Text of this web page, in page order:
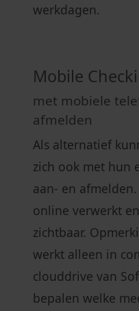
werkdagen.
Mobile
met mobiele
afmelden
Als alternatief
zich ook met hun
aan- en
online verwerkt
zichtbaar.
werkt alleen in
clouddrive van
bepalen welke